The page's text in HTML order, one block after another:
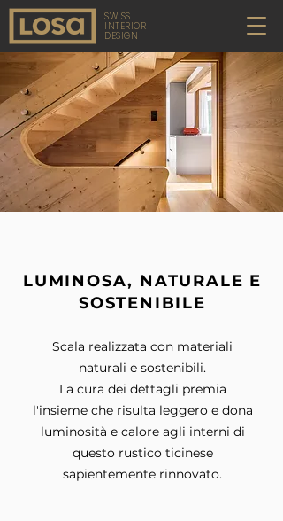
SWISS
INTERIOR
DESIGN
LUMINOSA, NATURALE E
SOSTENIBILE
Scala realizzata con materiali
naturali e sostenibili.
La cura dei dettagli premia
l'insieme che risulta leggero e dona
luminosità e calore agli interni di
questo rustico ticinese
sapientemente rinnovato.